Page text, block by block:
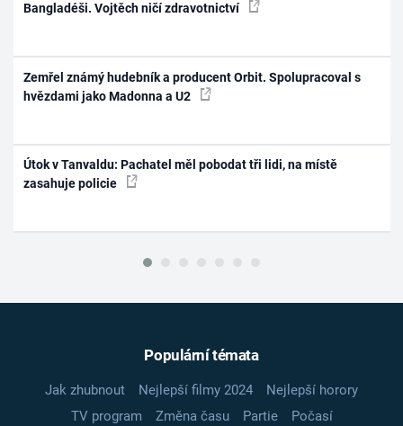
Bangladéši. Vojtěch ničí zdravotnictví
Zemřel známý hudebník a producent Orbit. Spolupracoval s
hvězdami jako Madonna a U2
Útok v Tanvaldu: Pachatel měl pobodat tři lidi, na místě
zasahuje policie
Populární témata
Jak zhubnout Nejlepší filmy 2024
Nejlepší horory
TV program
Změna času Partie
Počasí